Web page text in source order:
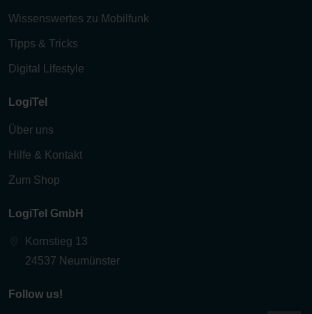
Wissenswertes zu Mobilfunk
Tipps & Tricks
Digital Lifestyle
LogiTel
Über uns
Hilfe & Kontakt
Zum Shop
LogiTel GmbH
Kornstieg 13
24537 Neumünster
Follow us!